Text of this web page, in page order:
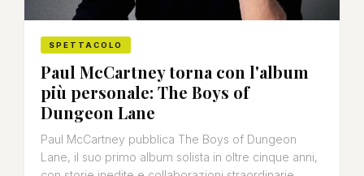
SPETTACOLO
Paul McCartney torna con l'album
più personale: The Boys of
Dungeon Lane
Paul McCartney pubblica The Boys of Dungeon
Lane, il suo primo album solista in oltre cinque anni,